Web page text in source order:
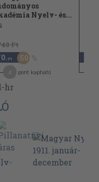
Nyelv- és...
Ft
,-Ft 50
pont kapható